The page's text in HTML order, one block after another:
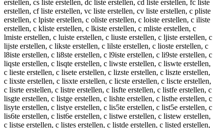
erstellen, cs liste erstellen, dc liste erstellen, cd liste erstellen, fc liste
erstellen, cf liste erstellen, vc liste erstellen, cv liste erstellen, c pliste
erstellen, c lpiste erstellen, c oliste erstellen, c loiste erstellen, c iliste
erstellen, c kliste erstellen, c lkiste erstellen, c mliste erstellen, c
lmiste erstellen, c luiste erstellen, c liuste erstellen, c ljiste erstellen, c
lijste erstellen, c likste erstellen, c lilste erstellen, c lioste erstellen, c
l8iste erstellen, c li8ste erstellen, c l9iste erstellen, c li9ste erstellen, c
liqste erstellen, c lisqte erstellen, c liwste erstellen, c liswte erstellen,
c lieste erstellen, c lisete erstellen, c lizste erstellen, c liszte erstellen,
c lixste erstellen, c lisxte erstellen, c licste erstellen, c liscte erstellen,
c lisrte erstellen, c listre erstellen, c lisfte erstellen, c listfe erstellen, c
lisgte erstellen, c listge erstellen, c lishte erstellen, c listhe erstellen, c
lisyte erstellen, c listye erstellen, c lis5te erstellen, c list5e erstellen, c
lis6te erstellen, c list6e erstellen, c listwe erstellen, c listew erstellen,
c listse erstellen, c listes erstellen, c listde erstellen, c listed erstellen,